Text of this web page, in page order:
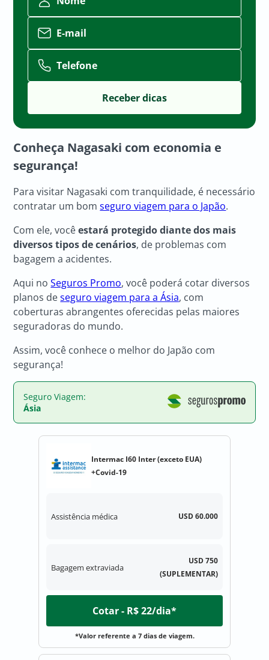
E-mail
Telefone
Conheça Nagasaki com economia e
segurança!
Para visitar Nagasaki com tranquilidade, é necessário
contratar um bomseguro viagem para o Japão.
Com ele, vocêestará protegido diante dos mais
diversos tipos de cenários, de problemas com
bagagem a acidentes.
Aqui noSeguros Promo, você poderá cotar diversos
planos deseguro viagem para a Ásia, com
coberturas abrangentes oferecidas pelas maiores
seguradoras do mundo.
Assim, você conhece o melhor do Japão com
segurança!
Seguro Viagem:
Ásia
Intermac I60 Inter (exceto EUA)
+Covid-19
Assistência médica USD 60.000
Bagagem extraviada
USD 750
(SUPLEMENTAR)
Cotar - R$ 22/dia*
*Valor referente a 7 dias de viagem.